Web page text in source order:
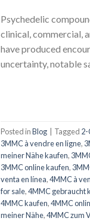
Psychedelic
clinical, commercial,
have produced
uncertainty, notable
Posted inBlog Tagged 2-
3MMC à vendre en ligne,
meiner Nähe kaufen,
3MMC online kaufen,
venta en línea,4MMC à
for sale,4MMC gebraucht
4MMC kaufen,4MMC
meiner Nähe,4MMC zum